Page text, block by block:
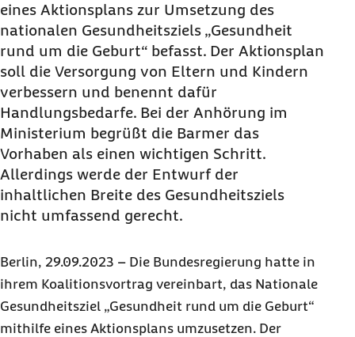
eines Aktionsplans zur Umsetzung des
nationalen Gesundheitsziels „Gesundheit
rund um die Geburt“ befasst. Der Aktionsplan
soll die Versorgung von Eltern und Kindern
verbessern und benennt dafür
Handlungsbedarfe. Bei der Anhörung im
Ministerium begrüßt die Barmer das
Vorhaben als einen wichtigen Schritt.
Allerdings werde der Entwurf der
inhaltlichen Breite des Gesundheitsziels
nicht umfassend gerecht.
Berlin, 29.09.2023 – Die Bundesregierung hatte in
ihrem Koalitionsvortrag vereinbart, das Nationale
Gesundheitsziel „Gesundheit rund um die Geburt“
mithilfe eines Aktionsplans umzusetzen. Der